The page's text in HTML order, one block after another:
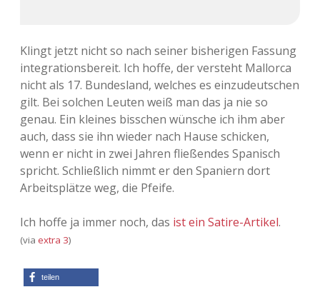
Klingt jetzt nicht so nach seiner bisherigen Fassung
integrationsbereit. Ich hoffe, der versteht Mallorca
nicht als 17. Bundesland, welches es einzudeutschen
gilt. Bei solchen Leuten weiß man das ja nie so
genau. Ein kleines bisschen wünsche ich ihm aber
auch, dass sie ihn wieder nach Hause schicken,
wenn er nicht in zwei Jahren fließendes Spanisch
spricht. Schließlich nimmt er den Spaniern dort
Arbeitsplätze weg, die Pfeife.
Ich hoffe ja immer noch, das ist ein Satire-Artikel.
(via extra 3)
teilen